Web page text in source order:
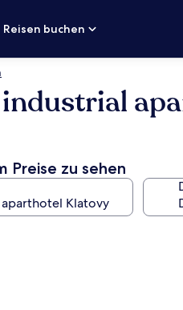
Reisen buchen
Preise zu sehen